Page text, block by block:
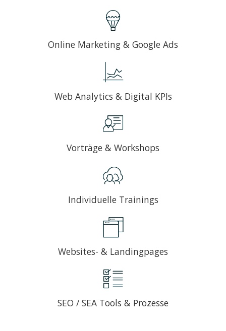
Online Marketing & Google Ads
Web Analytics & Digital KPIs
Vorträge & Workshops
Individuelle Trainings
Websites- & Landingpages
SEO / SEA Tools & Prozesse